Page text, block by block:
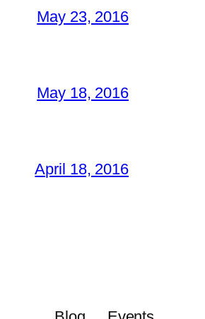
May 23, 2016
May 18, 2016
April 18, 2016